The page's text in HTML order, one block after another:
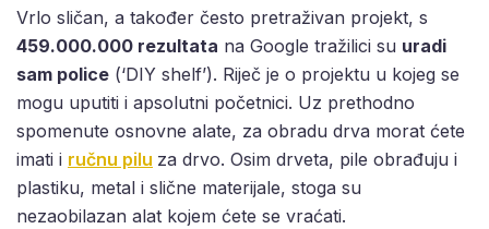
Vrlo sličan, a također često pretraživan projekt, s
459.000.000 rezultata na Google tražilici su uradi
sam police (‘DIY shelf’). Riječ je o projektu u kojeg se
mogu uputiti i apsolutni početnici. Uz prethodno
spomenute osnovne alate, za obradu drva morat ćete
imati i ručnu pilu za drvo. Osim drveta, pile obrađuju i
plastiku, metal i slične materijale, stoga su
nezaobilazan alat kojem ćete se vraćati.